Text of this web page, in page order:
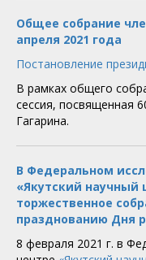
Общее собрание
апреля 2021 года
Постановление
В рамках общего
сессия, посвященная
Гагарина.
В Федеральном
«Якутский научный
торжественное
празднованию Дня
8 февраля 2021 г. в